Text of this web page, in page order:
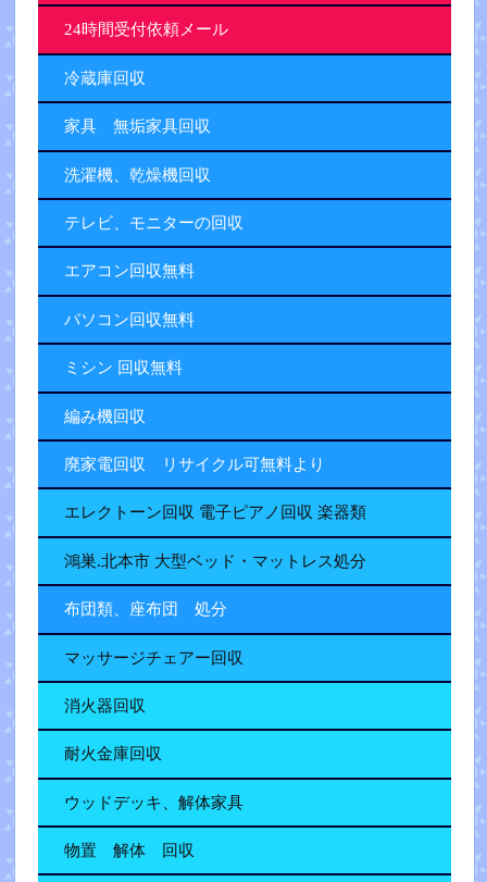
24時間受付依頼メール
冷蔵庫回収
家具 無垢家具回収
洗濯機、乾燥機回収
テレビ、モニターの回収
エアコン回収無料
パソコン回収無料
ミシン 回収無料
編み機回収
廃家電回収 リサイクル可無料より
エレクトーン回収 電子ピアノ回収 楽器類
鴻巣.北本市 大型ベッド・マットレス処分
布団類、座布団 処分
マッサージチェアー回収
消火器回収
耐火金庫回収
ウッドデッキ、解体家具
物置 解体 回収